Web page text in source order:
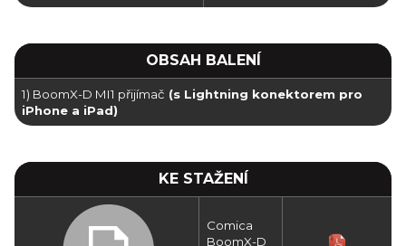
OBSAH BALENÍ
1) BoomX-D MI1 přijímač (s Lightning konektorem pro
iPhone a iPad)
KE STAŽENÍ
Comica
BoomX-D